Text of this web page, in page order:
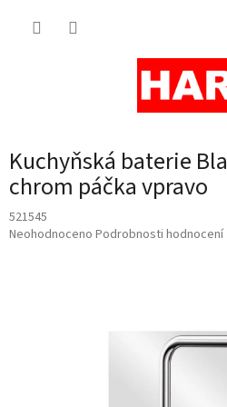
Kuchyňská baterie
chrom páčka vpravo
521545
Průměrné
Neohodnoceno Podrobnosti hodnocení